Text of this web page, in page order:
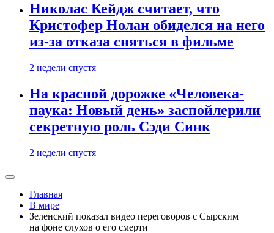
Николас Кейдж считает, что
Кристофер Нолан обиделся на него
из-за отказа сняться в фильме
2 недели спустя
На красной дорожке «Человека-
паука: Новый день» заспойлерили
секретную роль Сэди Синк
2 недели спустя
Главная
В мире
Зеленский показал видео переговоров с Сырским
на фоне слухов о его смерти